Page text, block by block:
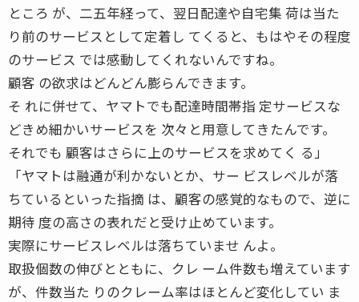
ところ が、二五年経って、翌日配達や自宅集 荷は当た
り前のサービスとして定着し てくると、もはやその程度
のサービス では感動してくれないんですね。
顧客 の欲求はどんどん膨らんできます。
そ れに併せて、ヤマトでも配達時間帯指 定サービスな
どきめ細かいサービスを 次々と用意してきたんです。
それでも 顧客はさらに上のサービスを求めてく る」
「ヤマトは融通が利かないとか、サー ビスレベルが落
ちているといった指摘 は、顧客の感覚的なもので、逆に
期待 度の高さの表れだと受け止めています。
実際にサービスレベルは落ちていませ んよ。
取扱個数の伸びとともに、クレ ーム件数も増えています
が、件数当た りのクレーム率はほとんど変化してい ま